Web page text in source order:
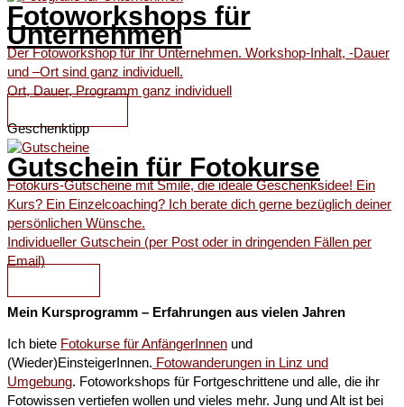
Fotoworkshops für
Unternehmen
Der Fotoworkshop für Ihr Unternehmen. Workshop-Inhalt, -Dauer
und –Ort sind ganz individuell.
Ort, Dauer, Programm ganz individuell
Geschenktipp
Gutschein für Fotokurse
Fotokurs-Gutscheine mit Smile, die ideale Geschenksidee! Ein
Kurs? Ein Einzelcoaching? Ich berate dich gerne bezüglich deiner
persönlichen Wünsche.
Individueller Gutschein (per Post oder in dringenden Fällen per
Email)
Mein Kursprogramm – Erfahrungen aus vielen Jahren
Ich biete Fotokurse für AnfängerInnen und
(Wieder)EinsteigerInnen. Fotowanderungen in Linz und
Umgebung. Fotoworkshops für Fortgeschrittene und alle, die ihr
Fotowissen vertiefen wollen und vieles mehr. Jung und Alt ist bei